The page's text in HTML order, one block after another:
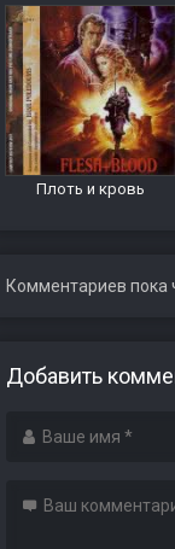
Плоть и кровь
Комментариев пока
Добавить